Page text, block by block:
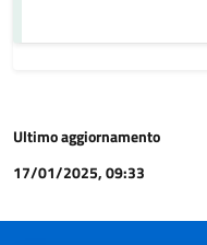
Ultimo aggiornamento
17/01/2025, 09:33